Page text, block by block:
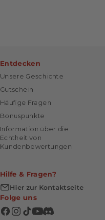
Entdecken
Unsere Geschichte
Gutschein
Häufige Fragen
Bonuspunkte
Information über die
Echtheit von
Kundenbewertungen
Hilfe & Fragen?
Hier zur Kontaktseite
Folge uns